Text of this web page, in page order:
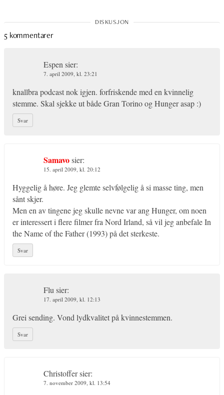
5 kommentarer
Espen sier:
7. april 2009, kl. 23:21
knallbra podcast nok igjen. forfriskende med en kvinnelig
stemme. Skal sjekke ut både Gran Torino og Hunger asap :)
Svar
Samavosier:
15. april 2009, kl. 20:12
Hyggelig å høre. Jeg glemte selvfølgelig å si masse ting, men
sånt skjer.
Men en av tingene jeg skulle nevne var ang Hunger, om noen
er interessert i flere filmer fra Nord Irland, så vil jeg anbefale In
the Name of the Father (1993) på det sterkeste.
Svar
Flu sier:
17. april 2009, kl. 12:13
Grei sending. Vond lydkvalitet på kvinnestemmen.
Svar
Christoffersier:
7. november 2009, kl. 13:54